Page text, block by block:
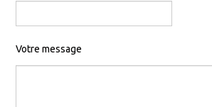
Votre message